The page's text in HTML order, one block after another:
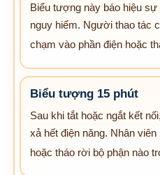
Biểu tượng này báo hiệu
nguy hiểm. Người thao tác
chạm vào phần điện hoặc
Biểu tượng 15 phút
Sau khi tắt hoặc ngắt kết
xả hết điện năng. Nhân
hoặc tháo rời bộ phận nào